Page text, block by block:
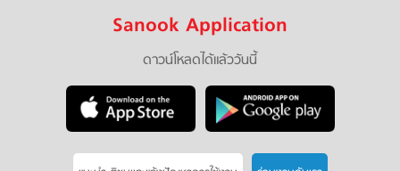
Sanook Application
ดาวน์โหลดได้แล้ววันนี้